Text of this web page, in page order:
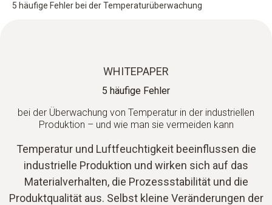
5 häufige Fehler bei der Temperaturüberwachung
WHITEPAPER
5 häufige Fehler
bei der Überwachung von Temperatur in der industriellen
Produktion – und wie man sie vermeiden kann
Temperatur und Luftfeuchtigkeit beeinflussen die
industrielle Produktion und wirken sich auf das
Materialverhalten, die Prozessstabilität und die
Produktqualität aus. Selbst kleine Veränderungen der